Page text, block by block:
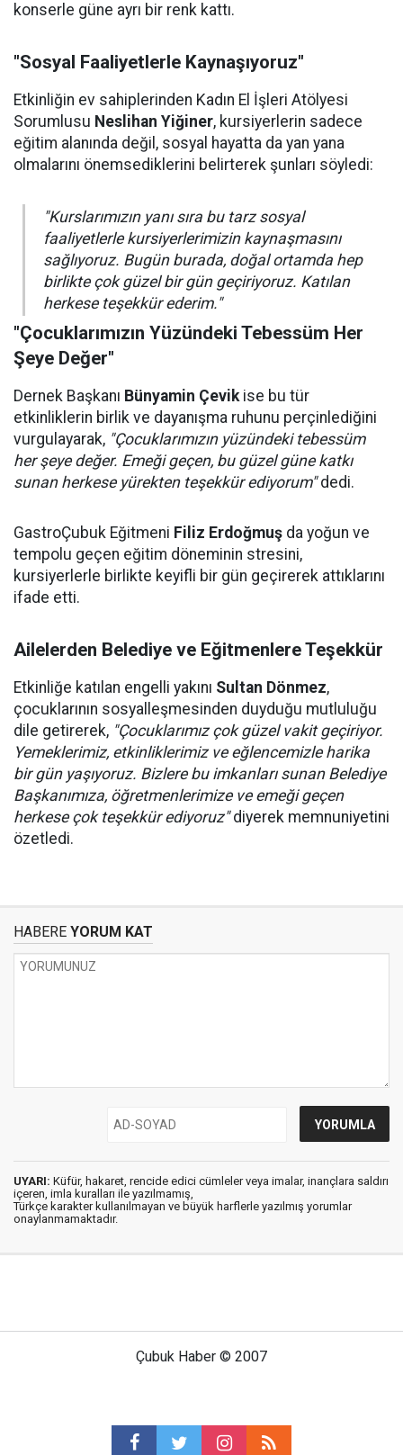
konserle güne ayrı bir renk kattı.
"Sosyal Faaliyetlerle Kaynaşıyoruz"
Etkinliğin ev sahiplerinden Kadın El İşleri Atölyesi
Sorumlusu Neslihan Yiğiner, kursiyerlerin sadece
eğitim alanında değil, sosyal hayatta da yan yana
olmalarını önemsediklerini belirterek şunları söyledi:
"Kurslarımızın yanı sıra bu tarz sosyal
faaliyetlerle kursiyerlerimizin kaynaşmasını
sağlıyoruz. Bugün burada, doğal ortamda hep
birlikte çok güzel bir gün geçiriyoruz. Katılan
herkese teşekkür ederim."
"Çocuklarımızın Yüzündeki Tebessüm Her
Şeye Değer"
Dernek Başkanı Bünyamin Çevikise bu tür
etkinliklerin birlik ve dayanışma ruhunu perçinlediğini
vurgulayarak, "Çocuklarımızın yüzündeki tebessüm
her şeye değer. Emeği geçen, bu güzel güne katkı
sunan herkese yürekten teşekkür ediyorum"dedi.
GastroÇubuk Eğitmeni Filiz Erdoğmuş da yoğun ve
tempolu geçen eğitim döneminin stresini,
kursiyerlerle birlikte keyifli bir gün geçirerek attıklarını
ifade etti.
Ailelerden Belediye ve Eğitmenlere Teşekkür
Etkinliğe katılan engelli yakını Sultan Dönmez,
çocuklarının sosyalleşmesinden duyduğu mutluluğu
dile getirerek, "Çocuklarımız çok güzel vakit geçiriyor.
Yemeklerimiz, etkinliklerimiz ve eğlencemizle harika
bir gün yaşıyoruz. Bizlere bu imkanları sunan Belediye
Başkanımıza, öğretmenlerimize ve emeği geçen
herkese çok teşekkür ediyoruz"diyerek memnuniyetini
özetledi.
HABERE YORUM KAT
UYARI: Küfür, hakaret, rencide edici cümleler veya imalar, inançlara saldırı
içeren, imla kuralları ile yazılmamış,
Türkçe karakter kullanılmayan ve büyük harflerle yazılmış yorumlar
onaylanmamaktadır.
Çubuk Haber © 2007